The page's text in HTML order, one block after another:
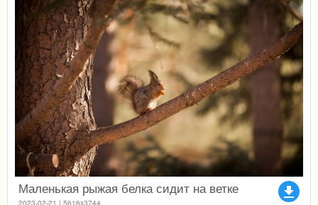
file_download
Маленькая рыжая белка сидит на ветке
2023-02-21 | 5616x3744